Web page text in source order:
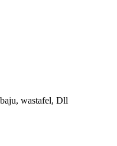
wastafel, Dll